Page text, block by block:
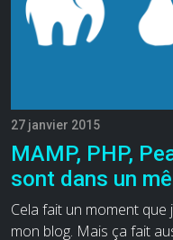
27 janvier 2015
MAMP, PHP,
sont dans un
Cela fait un moment que
mon blog. Mais ça fait